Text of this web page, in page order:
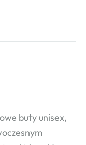
buty unisex,